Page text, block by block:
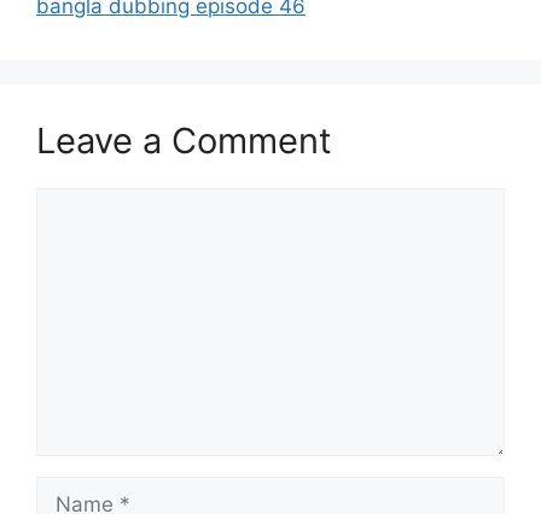
bangla dubbing episode 46
Leave a Comment